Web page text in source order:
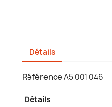
Détails
RéférenceA5 001 046
Détails